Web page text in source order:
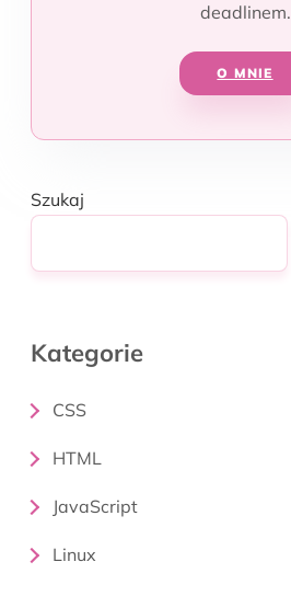
deadlinem.
O MNIE
Szukaj
Kategorie
CSS
HTML
JavaScript
Linux